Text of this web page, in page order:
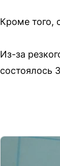
Кроме того,
Из-за
состоялось